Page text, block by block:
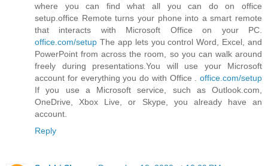
where you can find what all you can do on office
setup.office Remote turns your phone into a smart remote
that interacts with Microsoft Office on your PC.
office.com/setup The app lets you control Word, Excel, and
PowerPoint from across the room, so you can walk around
freely during presentations.You will use your Microsoft
account for everything you do with Office . office.com/setup
If you use a Microsoft service, such as Outlook.com,
OneDrive, Xbox Live, or Skype, you already have an
account.
Reply